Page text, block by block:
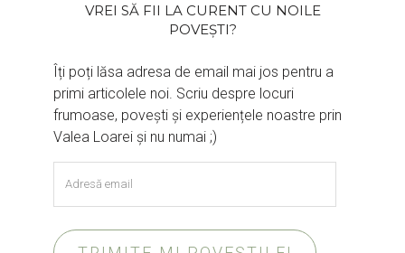
VREI SĂ FII LA CURENT CU NOILE
POVEȘTI?
Îți poți lăsa adresa de email mai jos pentru a
primi articolele noi. Scriu despre locuri
frumoase, povești și experiențele noastre prin
Valea Loarei și nu numai ;)
email